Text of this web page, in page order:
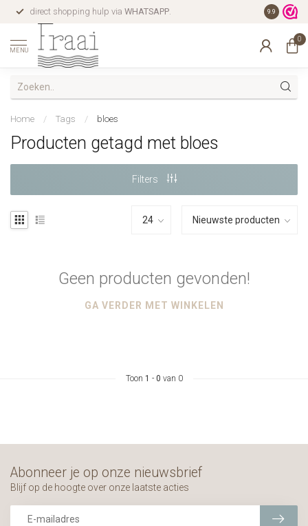
direct shopping hulp via WHATSAPP. gratis
9.9
MENU
0
Home / Tags / bloes
Producten getagd met bloes
Filters
Geen producten gevonden!
GA VERDER MET WINKELEN
Toon 1 - 0 van 0
Abonneer je op onze nieuwsbrief
Blijf op de hoogte over onze laatste acties